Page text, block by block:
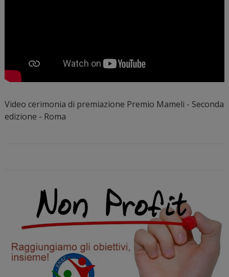
Video cerimonia di premiazione Premio Mameli - Seconda
edizione - Roma